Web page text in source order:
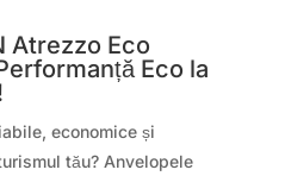
Atrezzo Eco
Eco la
economice și
tău? Anvelopele